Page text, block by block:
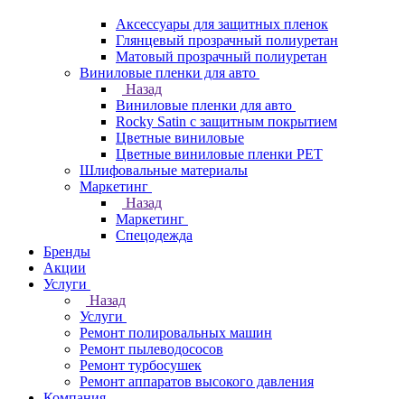
Аксессуары для защитных пленок
Глянцевый прозрачный полиуретан
Матовый прозрачный полиуретан
Виниловые пленки для авто
Назад
Виниловые пленки для авто
Rocky Satin с защитным покрытием
Цветные виниловые
Цветные виниловые пленки PET
Шлифовальные материалы
Маркетинг
Назад
Маркетинг
Спецодежда
Бренды
Акции
Услуги
Назад
Услуги
Ремонт полировальных машин
Ремонт пылеводососов
Ремонт турбосушек
Ремонт аппаратов высокого давления